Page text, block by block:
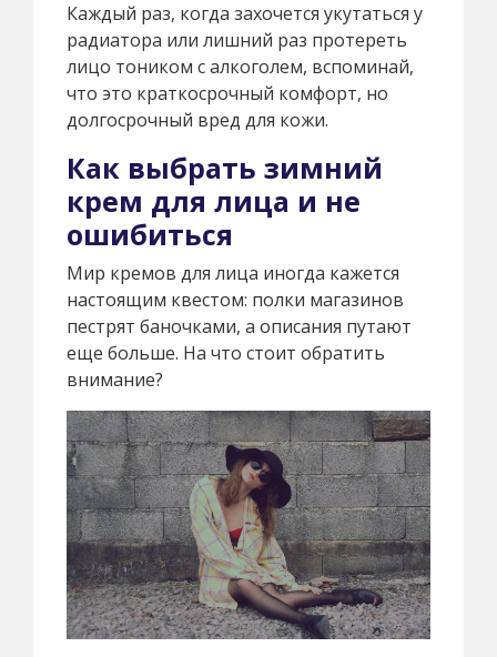
Каждый раз, когда захочется укутаться у
радиатора или лишний раз протереть
лицо тоником с алкоголем, вспоминай,
что это краткосрочный комфорт, но
долгосрочный вред для кожи.
Как выбрать зимний
крем для лица и не
ошибиться
Мир кремов для лица иногда кажется
настоящим квестом: полки магазинов
пестрят баночками, а описания путают
еще больше. На что стоит обратить
внимание?